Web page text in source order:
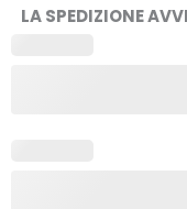
LA SPEDIZIONE
Fiori